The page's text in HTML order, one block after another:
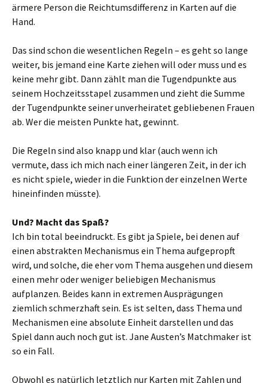
ärmere Person die Reichtumsdifferenz in Karten auf die
Hand.
Das sind schon die wesentlichen Regeln – es geht so lange
weiter, bis jemand eine Karte ziehen will oder muss und es
keine mehr gibt. Dann zählt man die Tugendpunkte aus
seinem Hochzeitsstapel zusammen und zieht die Summe
der Tugendpunkte seiner unverheiratet gebliebenen Frauen
ab. Wer die meisten Punkte hat, gewinnt.
Die Regeln sind also knapp und klar (auch wenn ich
vermute, dass ich mich nach einer längeren Zeit, in der ich
es nicht spiele, wieder in die Funktion der einzelnen Werte
hineinfinden müsste).
Und? Macht das Spaß?
Ich bin total beeindruckt. Es gibt ja Spiele, bei denen auf
einen abstrakten Mechanismus ein Thema aufgepropft
wird, und solche, die eher vom Thema ausgehen und diesem
einen mehr oder weniger beliebigen Mechanismus
aufplanzen. Beides kann in extremen Ausprägungen
ziemlich schmerzhaft sein. Es ist selten, dass Thema und
Mechanismen eine absolute Einheit darstellen und das
Spiel dann auch noch gut ist. Jane Austen’s Matchmaker ist
so ein Fall.
Obwohl es natürlich letztlich nur Karten mit Zahlen und